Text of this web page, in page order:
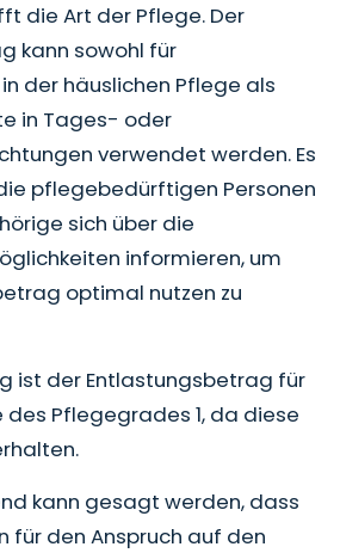
die Art der Pflege. Der
kann sowohl für
der häuslichen Pflege als
in Tages- oder
verwendet werden. Es
pflegebedürftigen Personen
sich über die
informieren, um
optimal nutzen zu
ist der Entlastungsbetrag für
Pflegegrades 1, da diese
kann gesagt werden, dass
für den Anspruch auf den